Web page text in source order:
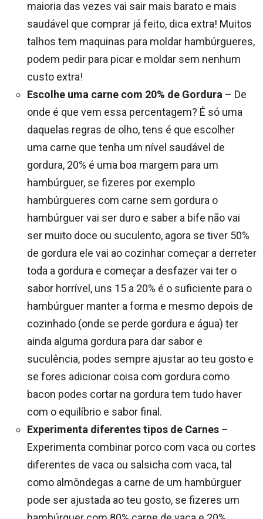
maioria das vezes vai sair mais barato e mais
saudável que comprar já feito, dica extra! Muitos
talhos tem maquinas para moldar hambúrgueres,
podem pedir para picar e moldar sem nenhum
custo extra!
Escolhe uma carne com 20% de Gordura – De
onde é que vem essa percentagem? É só uma
daquelas regras de olho, tens é que escolher
uma carne que tenha um nível saudável de
gordura, 20% é uma boa margem para um
hambúrguer, se fizeres por exemplo
hambúrgueres com carne sem gordura o
hambúrguer vai ser duro e saber a bife não vai
ser muito doce ou suculento, agora se tiver 50%
de gordura ele vai ao cozinhar começar a derreter
toda a gordura e começar a desfazer vai ter o
sabor horrível, uns 15 a 20% é o suficiente para o
hambúrguer manter a forma e mesmo depois de
cozinhado (onde se perde gordura e água) ter
ainda alguma gordura para dar sabor e
suculência, podes sempre ajustar ao teu gosto e
se fores adicionar coisa com gordura como
bacon podes cortar na gordura tem tudo haver
com o equilíbrio e sabor final.
Experimenta diferentes tipos de Carnes –
Experimenta combinar porco com vaca ou cortes
diferentes de vaca ou salsicha com vaca, tal
como almôndegas a carne de um hambúrguer
pode ser ajustada ao teu gosto, se fizeres um